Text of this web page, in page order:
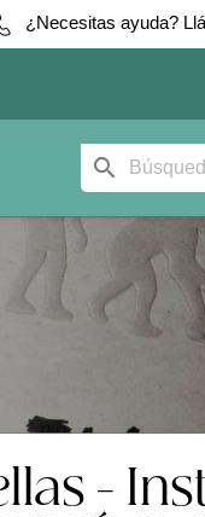
¿Necesitas ayuda?
search
-